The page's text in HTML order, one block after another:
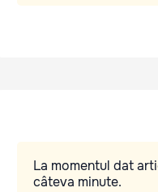
La momentul dat
câteva minute.